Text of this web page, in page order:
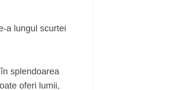
a lungul scurtei
splendoarea
oferi lumii,